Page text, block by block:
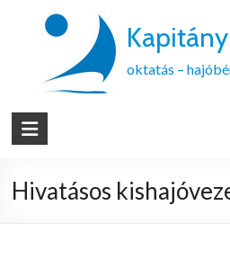
oktatás –
Hivatásos